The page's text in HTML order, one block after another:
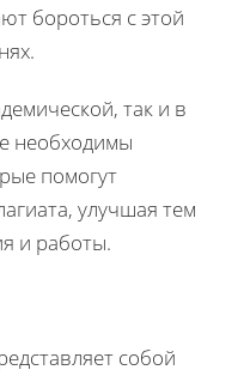
бороться с этой
так и в
необходимы
помогут
улучшая тем
и работы.
собой